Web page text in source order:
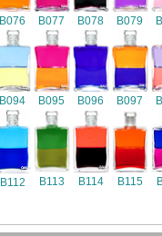
B076 B077 B078 B079
B094 B095 B096 B097
B112 B113 B114 B115